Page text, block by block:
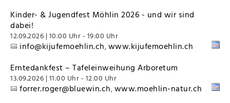
Kinder- & Jugendfest Möhlin 2026 - und wir sind
dabei!
12.09.2026 | 10:00 Uhr - 19:00 Uhr
info@kijufemoehlin.ch,www.kijufemoehlin.ch
Erntedankfest – Tafeleinweihung Arboretum
13.09.2026 | 11:00 Uhr - 12:00 Uhr
forrer.roger@bluewin.ch,www.moehlin-natur.ch